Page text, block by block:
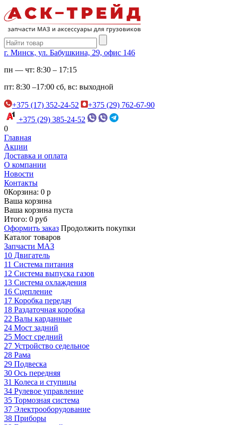
г. Минск, ул. Бабушкина, 29, офис 146
пн — чт: 8:30 – 17:15
пт: 8:30 –17:00 сб, вс: выходной
+375 (17) 352-24-52
+375 (29) 762-67-90
+375 (29) 385-24-52
0
Главная
Акции
Доставка и оплата
О компании
Новости
Контакты
0Корзина: 0 р
Ваша корзина
Ваша корзина пуста
Итого: 0 руб
Оформить заказ Продолжить покупки
Каталог товаров
Запчасти МАЗ
10 Двигатель
11 Система питания
12 Система выпуска газов
13 Система охлаждения
16 Сцепление
17 Коробка передач
18 Раздаточная коробка
22 Валы карданные
24 Мост задний
25 Мост средний
27 Устройство седельное
28 Рама
29 Подвеска
30 Ось передняя
31 Колеса и ступицы
34 Рулевое управление
35 Тормозная система
37 Электрооборудование
38 Приборы